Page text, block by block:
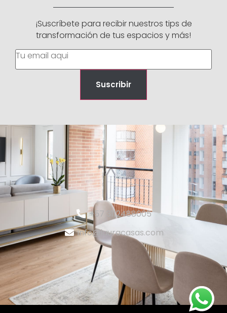
¡Suscríbete para recibir nuestros tips de
transformación de tus espacios y más!
+57 3112488005
info@lauracasas.com